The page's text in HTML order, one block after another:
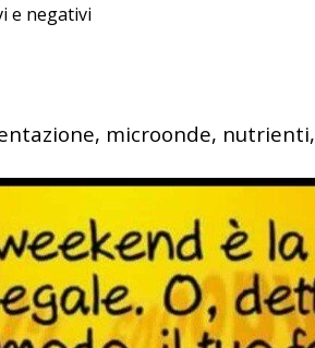
e negativi
microonde, nutrienti,